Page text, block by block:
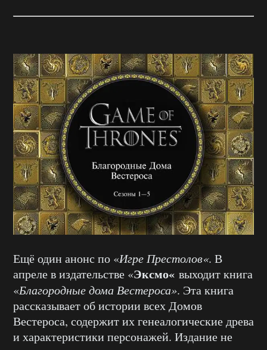
Ещё один анонс по «Игре Престолов«. В
апреле в издательстве «Эксмо« выходит книга
«Благородные дома Вестероса». Эта книга
рассказывает об истории всех Домов
Вестероса, содержит их генеалогические древа
и характеристики персонажей. Издание не